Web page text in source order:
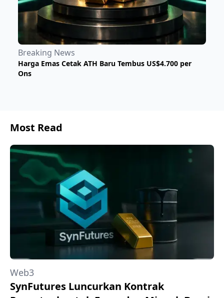
Breaking News
Harga Emas Cetak ATH Baru Tembus US$4.700 per
Ons
Most Read
Web3
SynFutures Luncurkan Kontrak